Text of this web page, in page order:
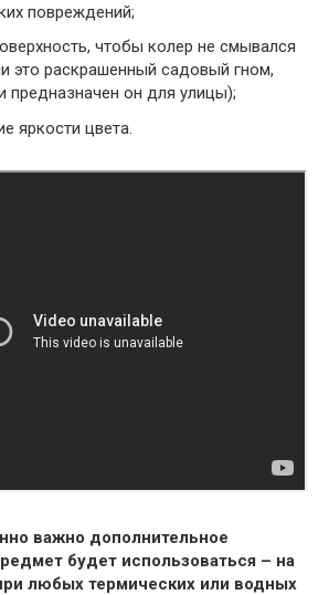
повреждений;
чтобы колер не смывался
это раскрашенный садовый гном,
предназначен он для улицы);
яркости цвета.
важно дополнительное
будет использоваться – на
любых термических или водных